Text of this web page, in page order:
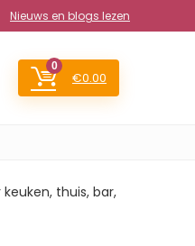
Nieuws en blogs lezen
0
€0.00
thuis, bar,